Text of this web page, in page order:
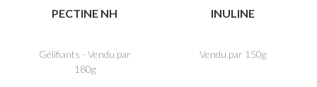
PECTINE NH
Gélifiants - Vendu par
180g
INULINE
Vendu par 150g